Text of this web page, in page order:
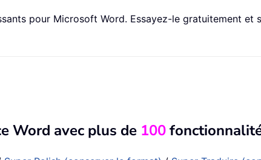
pour Microsoft Word. Essayez-le gratuitement et
Word avec plus de 100